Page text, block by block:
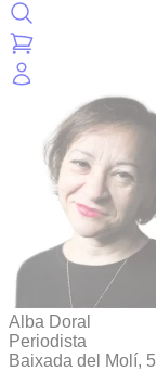
Alba Doral
Periodista
Baixada del Molí, 5